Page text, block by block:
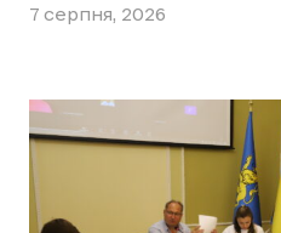
7 серпня, 2026